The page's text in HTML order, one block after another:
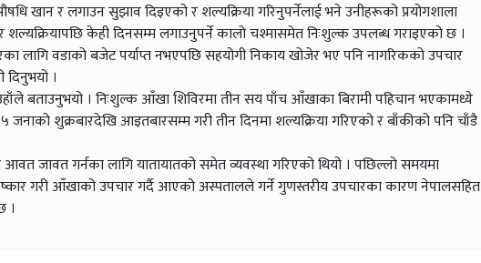
खान र लगाउन सुझाव दिइएको र शल्यक्रिया गरिनुपर्नेलाई भने उनीहरूको प्रयोगशाला
केही दिनसम्म लगाउनुपर्ने कालो चश्मासमेत निःशुल्क उपलब्ध गराइएको छ ।
लागि वडाको बजेट पर्याप्त नभएपछि सहयोगी निकाय खोजेर भए पनि नागरिकको उपचार
।
बताउनुभयो । निःशुल्क आँखा शिविरमा तीन सय पाँच आँखाका बिरामी पहिचान भएकामध्ये
जनाको शुक्रबारदेखि आइतबारसम्म गरी तीन दिनमा शल्यक्रिया गरिएको र बाँकीको पनि चाँडै
जावत गर्नका लागि यातायातको समेत व्यवस्था गरिएको थियो । पछिल्लो समयमा
गरी आँखाको उपचार गर्दै आएको अस्पतालले गर्ने गुणस्तरीय उपचारका कारण नेपालसहित
।